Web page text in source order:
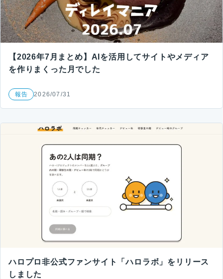
【2026年7月まとめ】AIを活用してサイトやメディア
を作りまくった月でした
報告 2026/07/31
ハロプロ非公式ファンサイト「ハロラボ」をリリース
しました